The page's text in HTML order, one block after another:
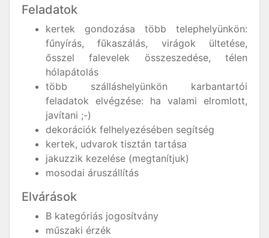
Feladatok
kertek gondozása több telephelyünkön:
fűnyírás, fűkaszálás, virágok ültetése,
ősszel falevelek összeszedése, télen
hólapátolás
több szálláshelyünkön karbantartói
feladatok elvégzése: ha valami elromlott,
javítani ;-)
dekorációk felhelyezésében segítség
kertek, udvarok tisztán tartása
jakuzzik kezelése (megtanítjuk)
mosodai áruszállítás
Elvárások
B kategóriás jogosítvány
műszaki érzék